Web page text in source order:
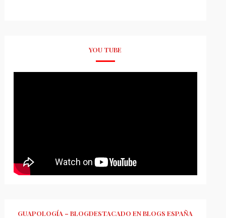
YOU TUBE
GUAPOLOGÍA – BLOGDESTACADO EN BLOGS ESPAÑA